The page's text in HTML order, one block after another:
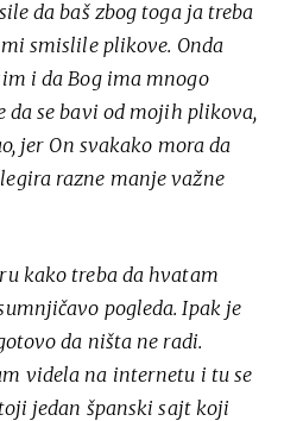
da baš zbog toga ja treba
smislile plikove. Onda
i da Bog ima mnogo
se bavi od mojih plikova,
jer On svakako mora da
razne manje važne
kako treba da hvatam
pogleda. Ipak je
da ništa ne radi.
videla na internetu i tu se
jedan španski sajt koji